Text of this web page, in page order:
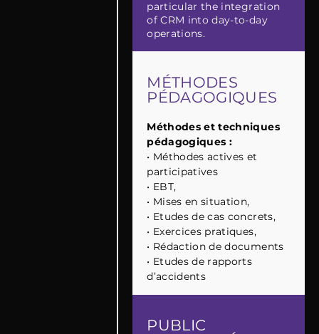
particular the integration
of CRM into day-to-day
operations.
MÉTHODES
PÉDAGOGIQUES
Méthodes et techniques
pédagogiques :
• Méthodes actives et
participatives
• EBT,
• Mises en situation,
• Etudes de cas concrets,
• Exercices pratiques,
• Rédaction de documents
• Etudes de rapports
d’accidents
PUBLIC